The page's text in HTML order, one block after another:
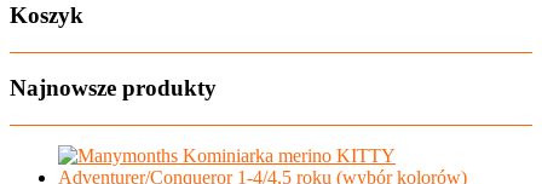
Koszyk
Najnowsze produkty